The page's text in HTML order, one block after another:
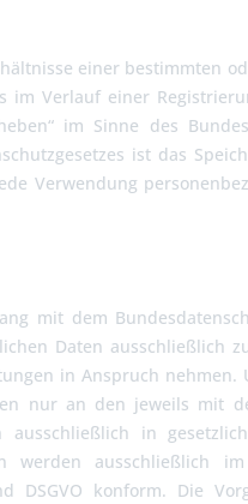
einer bestimmten
im Verlauf einer
im Sinne des
ist das
Verwendung
mit dem
Daten ausschließlich
in Anspruch nehmen.
nur an den jeweils mit
in
werden ausschließlich
konform. Die